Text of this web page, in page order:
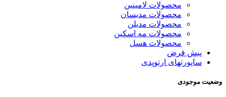
محصولات لامینین
محصولات مدیسان
محصولات مدیلن
محصولات مه اسکین
محصولات هسل
پیش فرض
ساپورتهای ارتوپدی
وضعیت موجودی